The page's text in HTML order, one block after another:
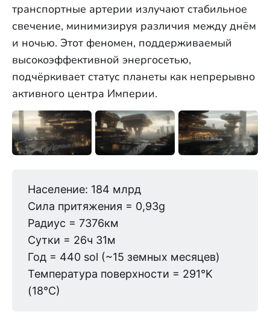
транспортные артерии излучают стабильное
свечение, минимизируя различия между днём
и ночью. Этот феномен, поддерживаемый
высокоэффективной энергосетью,
подчёркивает статус планеты как непрерывно
активного центра Империи.
Население: 184 млрд
Сила притяжения = 0,93g
Радиус = 7376км
Сутки = 26ч 31м
Год = 440 sol (~15 земных месяцев)
Температура поверхности = 291°K
(18°C)